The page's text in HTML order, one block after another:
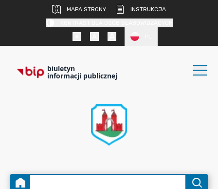
MAPA STRONY
INSTRUKCJA
biuletyn
informacji publicznej